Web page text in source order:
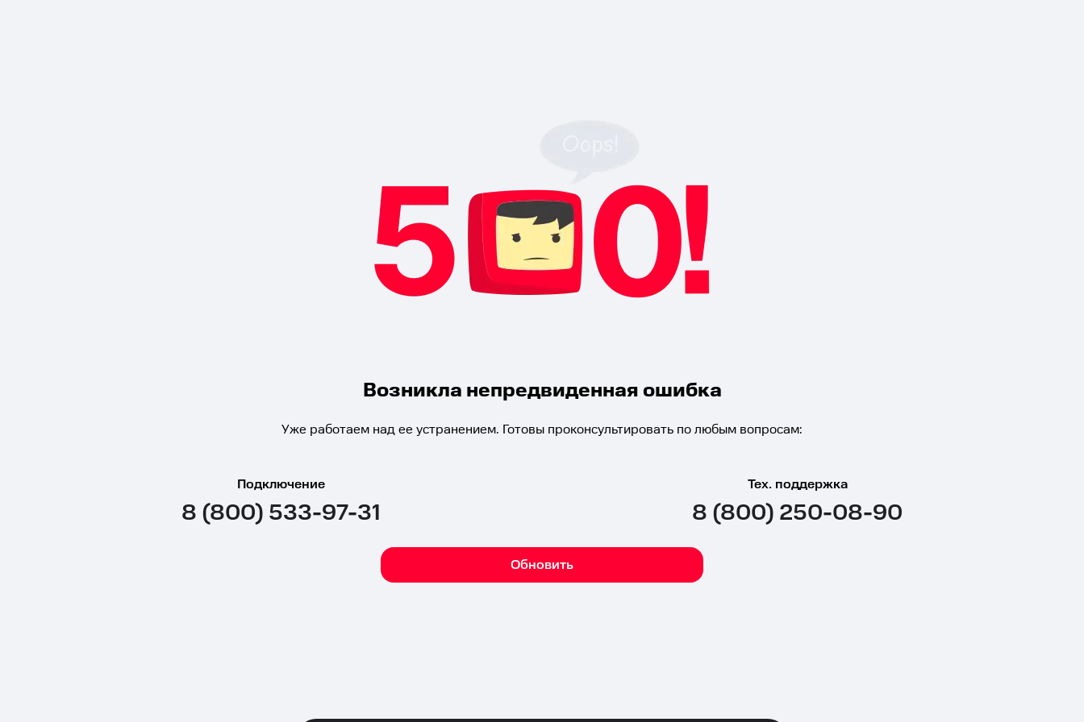
Возникла непредвиденная ошибка
Уже работаем над ее устранением. Готовы проконсультировать по любым вопросам:
Подключение
8 (800) 533-97-31
Тех. поддержка
8 (800) 250-08-90
Обновить